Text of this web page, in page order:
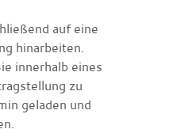
auf eine
hinarbeiten.
innerhalb eines
zu
geladen und